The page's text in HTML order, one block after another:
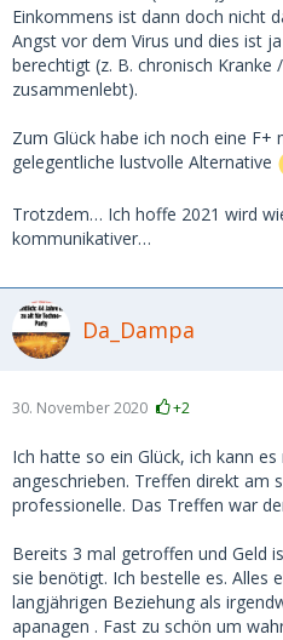
Einkommens ist dann doch nicht
Angst vor dem Virus und dies ist
berechtigt (z. B. chronisch
zusammenlebt).
Zum Glück habe ich noch eine
gelegentliche lustvolle Alternative
Trotzdem… Ich hoffe 2021 wird
kommunikativer…
Da_Dampa
30. November 2020 +2
Ich hatte so ein Glück, ich kann
angeschrieben. Treffen direkt am
professionelle. Das Treffen war
Bereits 3 mal getroffen und Geld
sie benötigt. Ich bestelle es. Alles
langjährigen Beziehung als
apanagen . Fast zu schön um